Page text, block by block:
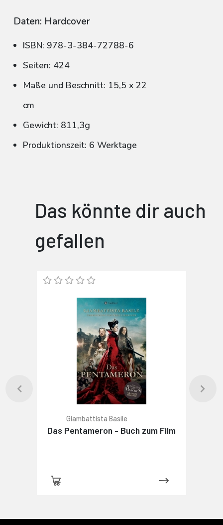
Daten: Hardcover
ISBN: 978-3-384-72788-6
Seiten: 424
Maße und Beschnitt: 15,5 x 22
cm
Gewicht: 811,3g
Produktionszeit: 6 Werktage
Das könnte dir auch
gefallen
Giambattista Basile
Das Pentameron - Buch zum Film